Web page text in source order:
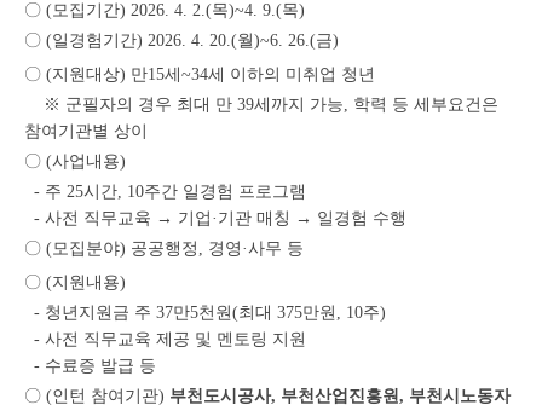
〇 (모집기간) 2026. 4. 2.(목)~4. 9.(목)
〇 (일경험기간) 2026. 4. 20.(월)~6. 26.(금)
〇 (지원대상) 만15세~34세 이하의 미취업 청년
※ 군필자의 경우 최대 만 39세까지 가능, 학력 등 세부요건은
참여기관별 상이
〇 (사업내용)
- 주 25시간, 10주간 일경험 프로그램
- 사전 직무교육 → 기업·기관 매칭 → 일경험 수행
〇 (모집분야) 공공행정, 경영·사무 등
〇 (지원내용)
- 청년지원금 주 37만5천원(최대 375만원, 10주)
- 사전 직무교육 제공 및 멘토링 지원
- 수료증 발급 등
〇 (인턴 참여기관) 부천도시공사, 부천산업진흥원, 부천시노동자